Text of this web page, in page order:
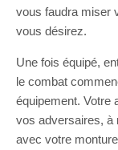
vous faudra miser
vous désirez.
Une fois équipé,
le combat
équipement. Votre
vos adversaires, à
avec votre